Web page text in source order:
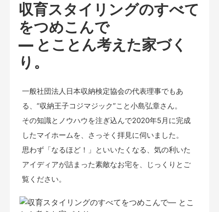
収育スタイリングのすべて
をつめこんで
― とことん考えた家づく
り。
一般社団法人日本収納検定協会の代表理事でもあ
る、“収納王子コジマジック”こと小島弘章さん。
その知識とノウハウを注ぎ込んで2020年5月に完成
したマイホームを、さっそく拝見に伺いました。
思わず「なるほど！」といいたくなる、気の利いた
アイディアが詰まった素敵なお宅を、じっくりとご
覧ください。